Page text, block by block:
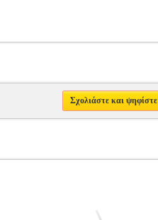
Σχολιάστε και ψηφίστε